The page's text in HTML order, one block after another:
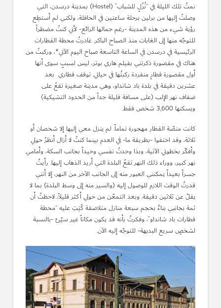
نمتُ تلك الليلة في “نُزُلٍ للشباب” (Hostel) بمدينة درسدن، التي
وصلتُ إليها من برلين برحلة ساعتين في الحافلة، ولكني لم أستطِع
رؤية شيء من هذه المدينة -رغم جمالها الرائع- لأني كنتُ مضطراً
للتوجّه منها إلى الغابات منذ الصباح الباكر. غادرتُ محطة القطارات
الرئيسية في درسدن في الساعة التاسعة صباح اليوم الآتي*، وركبتُ من
هناك في مقصورة ذكرتني بفيلم هاري بوتر، ليس لسببٍ سوى أنها
أول مقصورة قطارٍ منفردة ركبتُها في حياتي. توقف قطاري بعد
عشرين دقيقة في بلدة باد شانداو، وهي مدينة صغيرة تقعُ على
ضفاف نهر الإلب (على مسافة قليلة جداً من الحدود التشيكية)
ويسكنها 3,600 شخص فقط.
كانت منصّة القطار مهجورة تماماً. لم ينزل معي إليها إلا شخصان أو
ثلاثة، وقد اختفوا -بطريقة ما- في العدم بينما كنتُ لا أزال أنظرُ حولي
وأفكّر بخطوتي الآتية، وبذا وجدتُ نفسي وحيداً بجانب السكة، وأمامي
نهر كبير، ووراء ذلك النهر تقعُ البلدة التي أريد الذهاب إليها. رأيتُ
جسراً بعيداً يمكنني العبور منه إلى الجانب الآخر من النهر، إلا أنني
قدرتُ الوقت اللازم للوصول إليه (والسير منه إلى وسط البلدة) بما لا
يقلّ عن ثلاثين دقيقة. وبعد التمعّن من حولي أكثر قليلاً، لاحظتُ أن
ثمة بجانبي بناءًَ بحجم سبعة منازل متلاصقة كُتِبَ عليه “محطة
قطارات باد شانداو”، وفكرتُ بأنه قد يكون مكاناً غير سيّئ -بالنسبة
لشخصٍ سريع البديهة- للتوجّه إليه الآن.